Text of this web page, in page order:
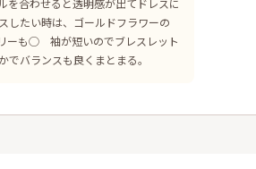
を合わせると透明感が出てドレスに
したい時は、ゴールドフラワーの
ーも◯ 袖が短いのでブレスレット
でバランスも良くまとまる。